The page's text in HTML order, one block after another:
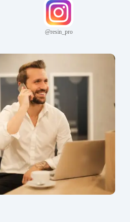
@resin_pro